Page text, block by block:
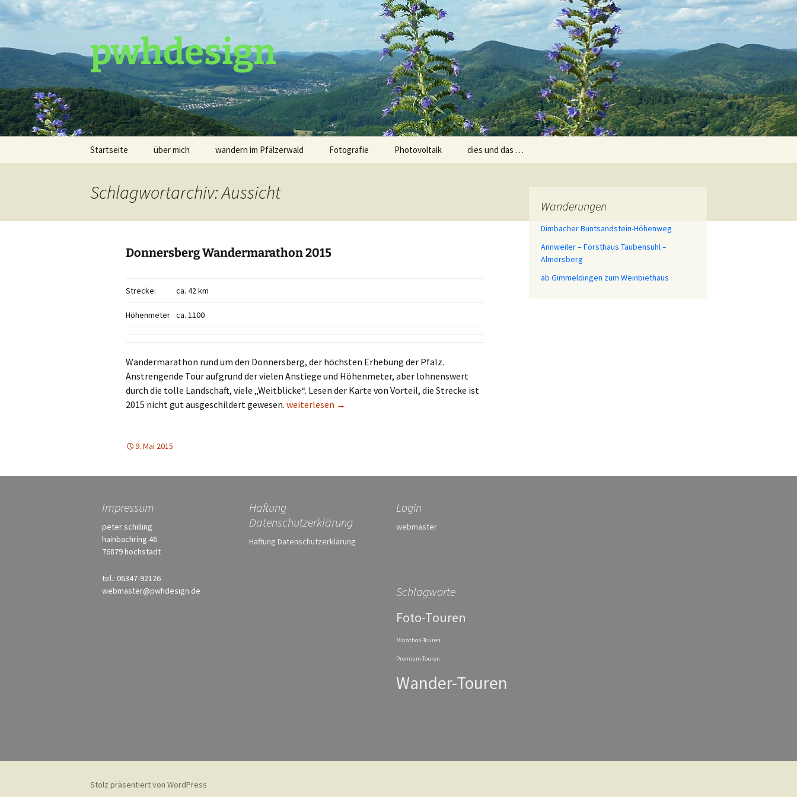
pwhdesign
Startseite über mich wandern im Pfälzerwald
Marathon-Touren
Fotografie Photovoltaik dies und das …
Sprüche und Weisheiten
Schlagwortarchiv: Aussicht
Donnersberg Wandermarathon 2015
Strecke: ca. 42 km
Höhenmeter ca. 1100
Wandermarathon rund um den Donnersberg, der höchsten Erhebung der Pfalz.
Anstrengende Tour aufgrund der vielen Anstiege und Höhenmeter, aber lohnenswert
durch die tolle Landschaft, viele „Weitblicke“. Lesen der Karte von Vorteil, die Strecke ist
2015 nicht gut ausgeschildert gewesen. Donnersberg Wandermarathon 2015
weiterlesen →
9. Mai 2015
Wanderungen
Dimbacher Buntsandstein-Höhenweg
Annweiler – Forsthaus Taubensuhl –
Almersberg
ab Gimmeldingen zum Weinbiethaus
Impressum
peter schilling
hainbachring 46
76879 hochstadt
tel.: 06347-92126
webmaster@pwhdesign.de
Haftung
Datenschutzerklärung
Haftung Datenschutzerklärung
Login
webmaster
Schlagworte
Foto-Touren
Marathon-Touren
Premium-Touren
Wander-Touren
Stolz präsentiert von WordPress